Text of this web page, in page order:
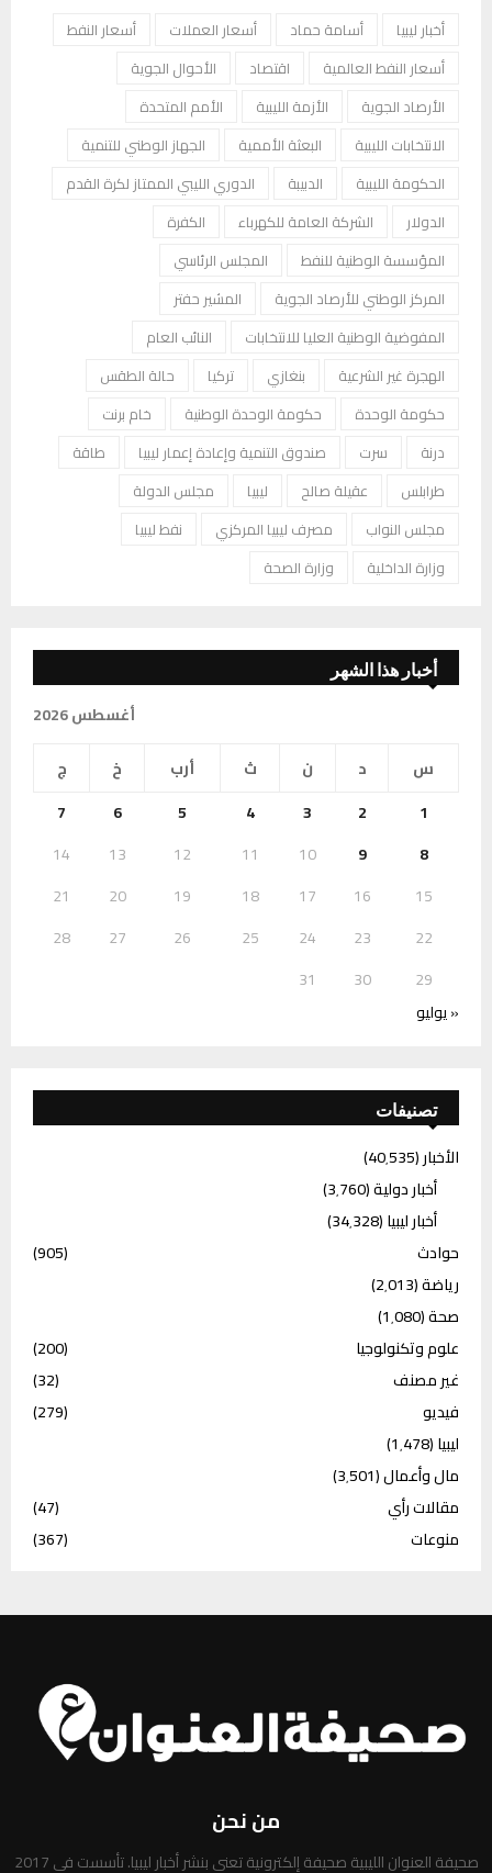
أخبار ليبيا أسامة حماد أسعار العملات
أسعار النفط
أسعار النفط العالمية
اقتصاد
الأحوال الجوية
الأرصاد الجوية
الأزمة الليبية
الأمم المتحدة
الانتخابات الليبية
البعثة الأممية
الجهاز الوطني للتنمية
الحكومة الليبية
الدبيبة
الدوري الليبي الممتاز لكرة القدم
الدولار
الشركة العامة للكهرباء
الكفرة
المؤسسة الوطنية للنفط
المجلس الرئاسي
المركز الوطني للأرصاد الجوية
المشير حفتر
المفوضية الوطنية العليا للانتخابات
النائب العام
الهجرة غير الشرعية
بنغازي تركيا
حالة الطقس
حكومة الوحدة
حكومة الوحدة الوطنية
خام برنت
درنة
سرت صندوق التنمية وإعادة إعمار ليبيا
طاقة
طرابلس
عقيلة صالح ليبيا
مجلس الدولة
مجلس النواب
مصرف ليبيا المركزي
نفط ليبيا
وزارة الداخلية
وزارة الصحة
أخبار هذا الشهر
أغسطس 2026
س
د ن ث أرب خ
ج
1
2
3
4
5
6
7
8
9
10
11
12
13
14
15
16
17
18
19
20
21
22
23
24
25
26
27
28
29
30
31
« يوليو
تصنيفات
الأخبار(40٬535)
أخبار دولية(3٬760)
أخبار ليبيا(34٬328)
حوادث
(905)
رياضة(2٬013)
صحة(1٬080)
علوم وتكنولوجيا
(200)
غير مصنف
(32)
فيديو
(279)
ليبيا(1٬478)
مال وأعمال(3٬501)
مقالات رأي
(47)
منوعات
(367)
من نحن
صحيفة العنوان الليبية صحيفة إلكترونية تعني بنشر أخبار ليبيا. تأسست في 2017